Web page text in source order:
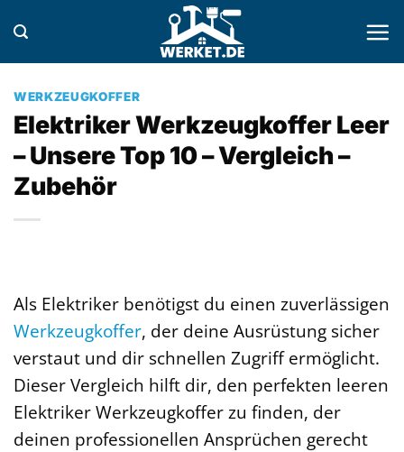
Inhalt
springen
WERKZEUGKOFFER
Elektriker Werkzeugkoffer Leer
– Unsere Top 10 – Vergleich –
Zubehör
Als Elektriker benötigst du einen zuverlässigen
Werkzeugkoffer, der deine Ausrüstung sicher
verstaut und dir schnellen Zugriff ermöglicht.
Dieser Vergleich hilft dir, den perfekten leeren
Elektriker Werkzeugkoffer zu finden, der
deinen professionellen Ansprüchen gerecht